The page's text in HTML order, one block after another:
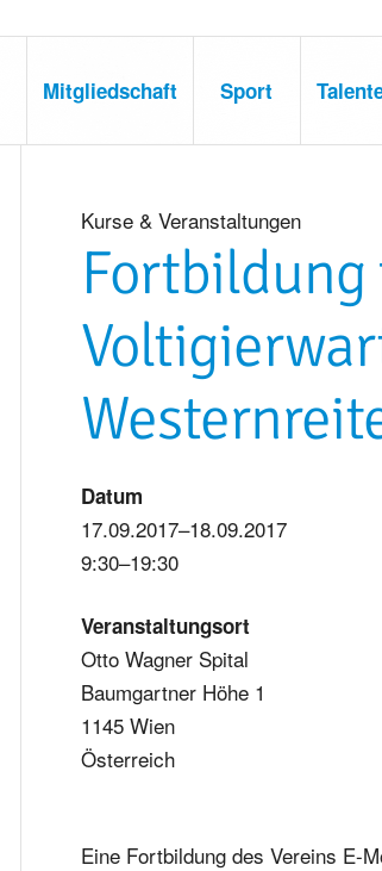
Mitgliedschaft Sport
Kurse & Veranstaltungen
Fortbildung
Datum
17.09.2017–18.09.2017
9:30–19:30
Veranstaltungsort
Otto Wagner Spital
Baumgartner Höhe 1
1145 Wien
Österreich
Eine Fortbildung des Vereins E-